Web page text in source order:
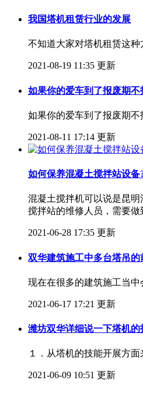
我国塔机租赁行业的发展
不知道大家对塔机租赁这
2021-08-19 11:35 更新
如果你的爱车到了报废期不
如果你的爱车到了报废期
2021-08-11 17:14 更新
如何保养混凝土搅拌站设
混凝土搅拌机可以说是昆
搅拌站的维修人员，需要做
2021-06-28 17:35 更新
双华建筑施工中多台塔吊的
现在在很多的建筑施工当
2021-06-17 17:21 更新
潍坊双华详细说一下塔机
１．从塔机的技能开展方
2021-06-09 10:51 更新